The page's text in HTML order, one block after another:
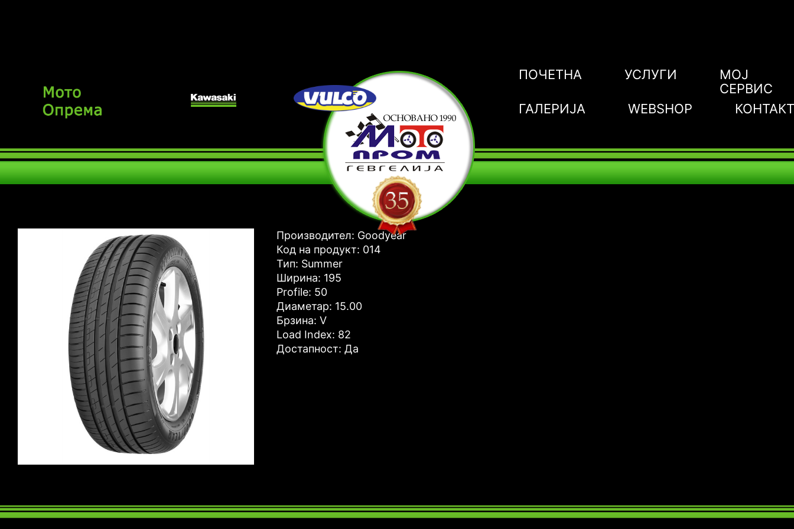
ПОЧЕТНА УСЛУГИ
МОЈ
СЕРВИС
ГАЛЕРИЈА
WEBSHOP
Производител: Goodyear
Код на продукт: 014
Тип: Summer
Ширина: 195
Profile: 50
Диаметар: 15.00
Брзина: V
Load Index: 82
Достапност: Да